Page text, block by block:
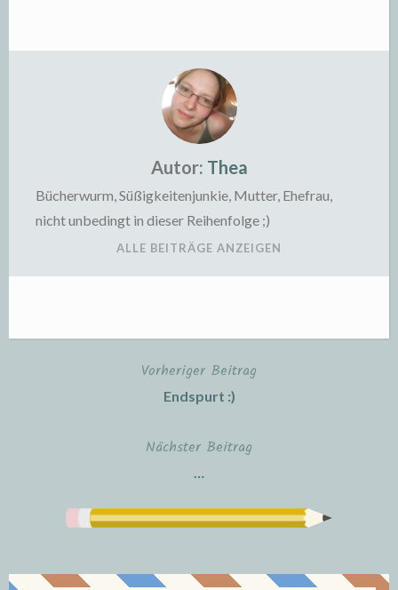
Autor: Thea
Bücherwurm, Süßigkeitenjunkie, Mutter, Ehefrau,
nicht unbedingt in dieser Reihenfolge ;)
ALLE BEITRÄGE ANZEIGEN
BeitragsnavigationVorheriger Beitrag
Endspurt :)
Nächster Beitrag